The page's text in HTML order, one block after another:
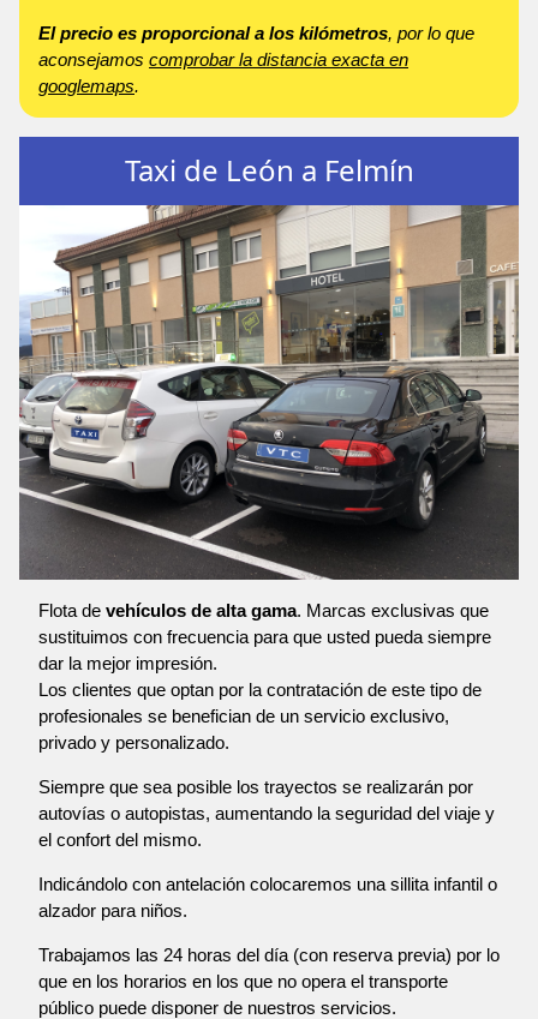
El precio es proporcional a los kilómetros, por lo que
aconsejamos comprobar la distancia exacta en
googlemaps.
Taxi de León a Felmín
Flota de vehículos de alta gama. Marcas exclusivas que
sustituimos con frecuencia para que usted pueda siempre
dar la mejor impresión.
Los clientes que optan por la contratación de este tipo de
profesionales se benefician de un servicio exclusivo,
privado y personalizado.
Siempre que sea posible los trayectos se realizarán por
autovías o autopistas, aumentando la seguridad del viaje y
el confort del mismo.
Indicándolo con antelación colocaremos una sillita infantil o
alzador para niños.
Trabajamos las 24 horas del día (con reserva previa) por lo
que en los horarios en los que no opera el transporte
público puede disponer de nuestros servicios.